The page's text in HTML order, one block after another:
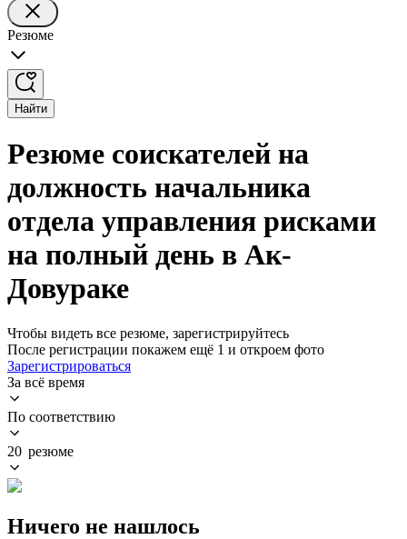
Резюме
Найти
Резюме соискателей на
должность начальника
отдела управления рисками
на полный день в Ак-
Довураке
Чтобы видеть все резюме, зарегистрируйтесь
После регистрации покажем ещё 1 и откроем фото
Зарегистрироваться
За всё время
По соответствию
20 резюме
Ничего не нашлось